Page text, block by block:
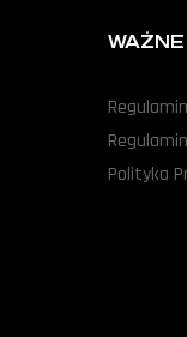
Polityka